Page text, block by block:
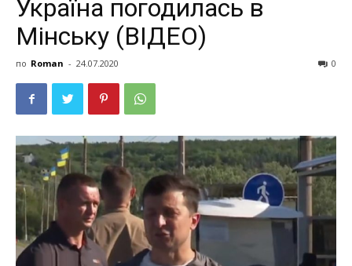
Україна погодилась в
Мінську (ВІДЕО)
по Roman - 24.07.2020 0